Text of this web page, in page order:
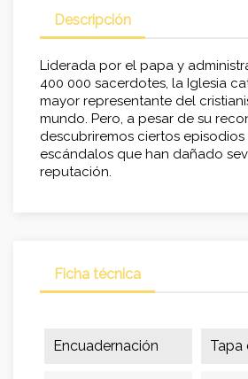
Descripción
Liderada por el papa y
400 000 sacerdotes, la Iglesia
mayor representante del
mundo. Pero, a pesar de su
descubriremos ciertos episodios
escándalos que han dañado
reputación.
Ficha técnica
Encuadernación Tapa